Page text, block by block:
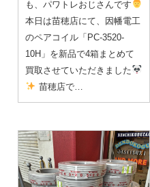
も、パワトレおじさんです
本日は苗穂店にて、因幡電工
のペアコイル「PC-3520-
10H」を新品で4箱まとめて
買取させていただきました
苗穂店で…